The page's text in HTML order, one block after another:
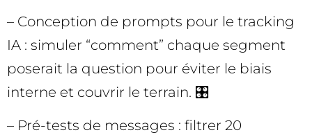
– Conception de prompts pour le tracking
IA : simuler “comment” chaque segment
poserait la question pour éviter le biais
interne et couvrir le terrain. 🎛️
– Pré-tests de messages : filtrer 20